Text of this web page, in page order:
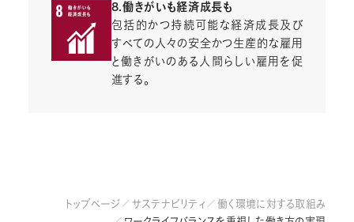
8.働きがいも経済成長も
包括的かつ持続可能な経済成長及び
すべての人々の安全かつ生産的な雇用
と働きがいのある人間らしい雇用を促
進する。
トップページ サステナビリティ
働く環境に対する取組み